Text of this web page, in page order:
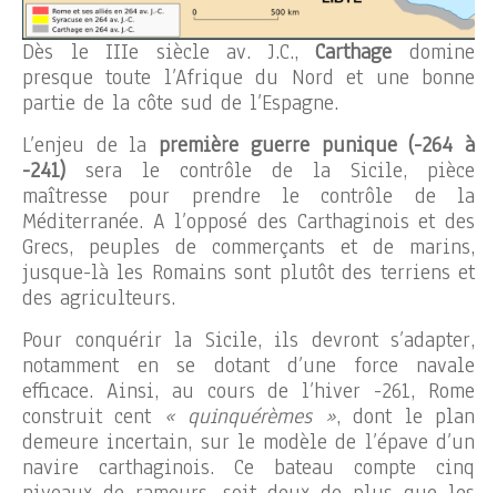
Dès le IIIe siècle av. J.C.,Carthage domine
presque toute l’Afrique du Nord et une bonne
partie de la côte sud de l’Espagne.
L’enjeu de la première guerre punique (-264 à
-241) sera le contrôle de la Sicile, pièce
maîtresse pour prendre le contrôle de la
Méditerranée. A l’opposé des Carthaginois et des
Grecs, peuples de commerçants et de marins,
jusque-là les Romains sont plutôt des terriens et
des agriculteurs.
Pour conquérir la Sicile, ils devront s’adapter,
notamment en se dotant d’une force navale
efficace. Ainsi, au cours de l’hiver -261, Rome
construit cent « quinquérèmes », dont le plan
demeure incertain, sur le modèle de l’épave d’un
navire carthaginois. Ce bateau compte cinq